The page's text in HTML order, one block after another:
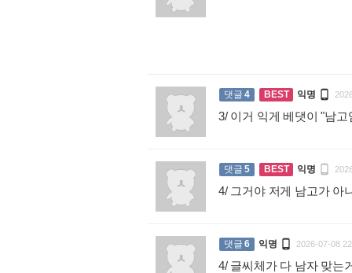
댓글4 BEST 익명 
3/ 이거 익게 베댓이 "남고
댓글5 BEST 익명 
4/ 그거야 저게 남고가 아
댓글6 익명  2026-07-08
4/ 글씨체가 다 남자 맞는